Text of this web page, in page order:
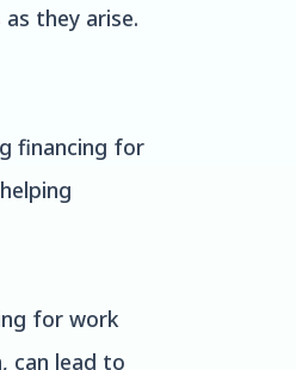
they arise.
financing for
for work
can lead to